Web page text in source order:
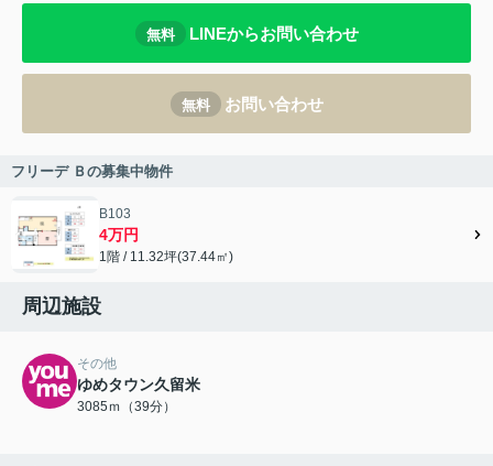
無料 LINEからお問い合わせ
無料 お問い合わせ
フリーデ Ｂの募集中物件
B103
4万円
1階 / 11.32坪(37.44㎡)
周辺施設
その他
ゆめタウン久留米
3085ｍ（39分）